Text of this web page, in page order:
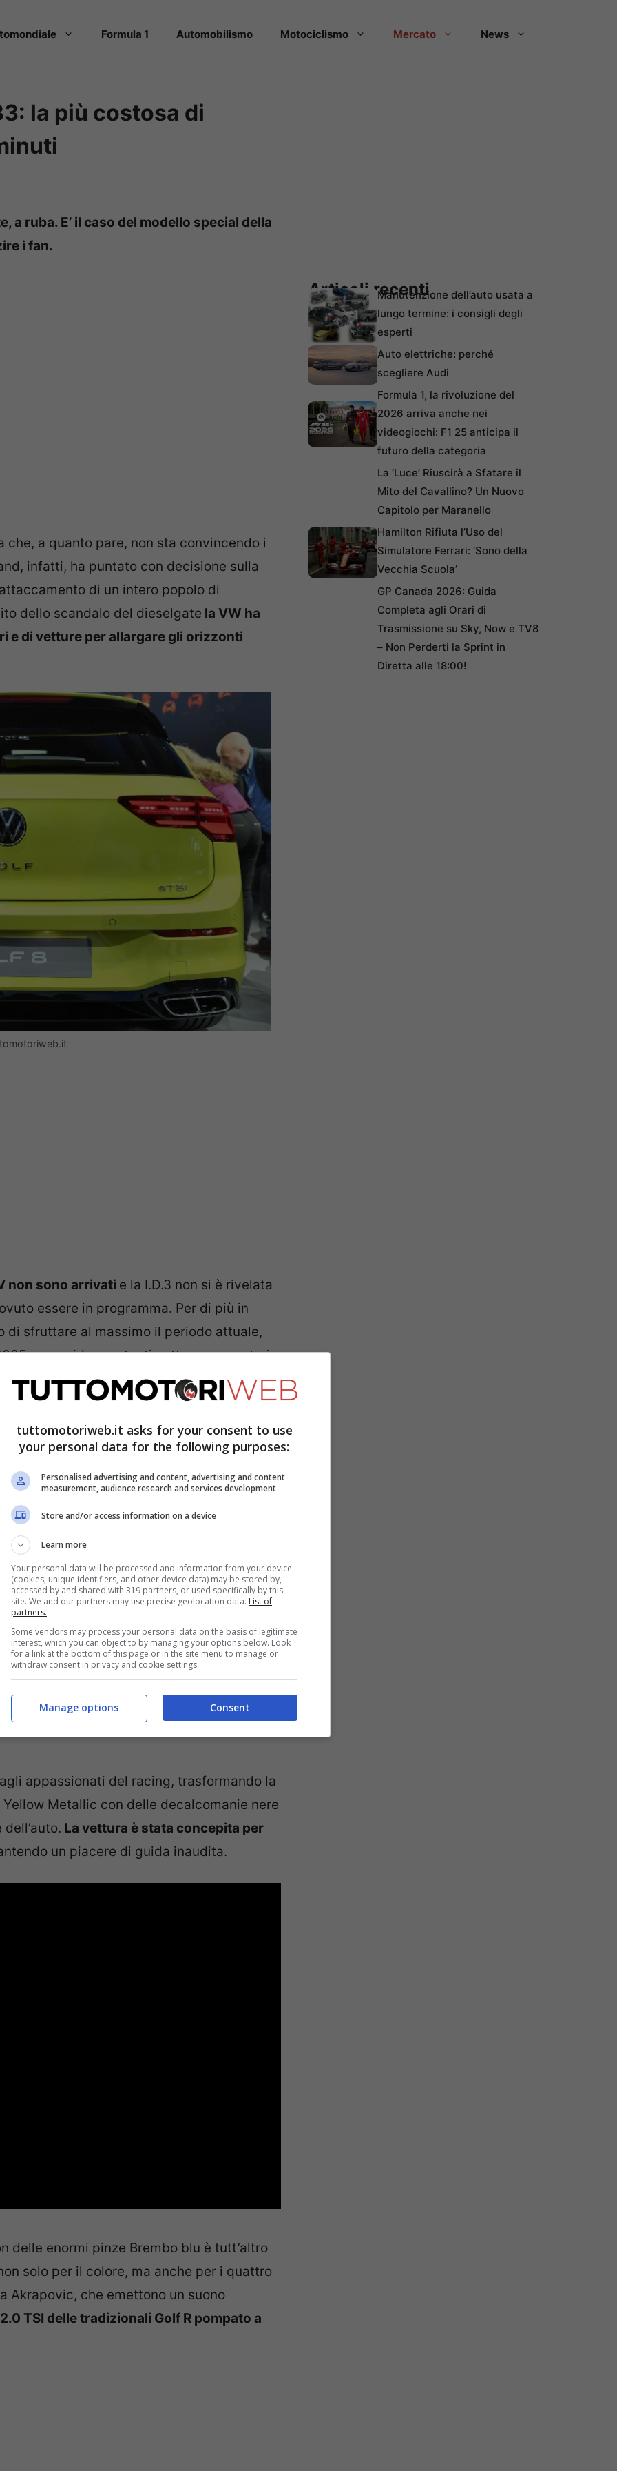
Formula 1 Automobilismo Motociclismo Mercato News
la più costosa di
a ruba. E’ il caso del modello special della
i fan.
che, a quanto pare, non sta convincendo i
infatti, ha puntato con decisione sulla
di un intero popolo di
dello scandalo del dieselgate la VW ha
e di vetture per allargare gli orizzonti
non sono arrivati e la I.D.3 non si è rivelata
essere in programma. Per di più in
sfruttare al massimo il periodo attuale,
per guidare potenti vetture con motori a
della compatta sportiva, pensata per
elementi distintivi della sportività
ed accattivante. La regina del
non tradendo i principi cardine
Golf R 333
appassionati del racing, trasformando la
Metallic con delle decalcomanie nere
La vettura è stata concepita per
un piacere di guida inaudita.
delle enormi pinze Brembo blu è tutt’altro
solo per il colore, ma anche per i quattro
che emettono un suono
2.0 TSI delle tradizionali Golf R pompato a
Articoli recentiManutenzione dell’auto usata a
lungo termine: i consigli degli
esperti
Auto elettriche: perché
scegliere Audi
Formula 1, la rivoluzione del
2026 arriva anche nei
videogiochi: F1 25 anticipa il
futuro della categoria
La ‘Luce’ Riuscirà a Sfatare il
Mito del Cavallino? Un Nuovo
Capitolo per Maranello
Hamilton Rifiuta l’Uso del
Simulatore Ferrari: ‘Sono della
Vecchia Scuola’
GP Canada 2026: Guida
Completa agli Orari di
Trasmissione su Sky, Now e TV8
– Non Perderti la Sprint in
Diretta alle 18:00!
tuttomotoriweb.it asks for your consent to use
your personal data for the following purposes:
Personalised advertising and content, advertising and content
measurement, audience research and services development
Store and/or access information on a device
Learn more
Your personal data will be processed and information from your device
(cookies, unique identifiers, and other device data) may be stored by,
accessed by and shared with 319 partners, or used specifically by this
site. We and our partners may use precise geolocation data. List of
partners.
Some vendors may process your personal data on the basis of legitimate
interest, which you can object to by managing your options below. Look
for a link at the bottom of this page or in the site menu to manage or
withdraw consent in privacy and cookie settings.
Consent
Manage options